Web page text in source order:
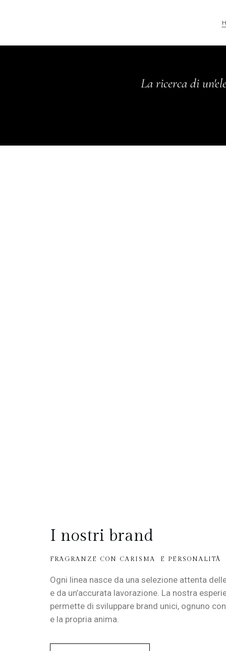
La ricerca di
I nostri brand
FRAGRANZE CON CARISMA E PERSONALITÀ
Ogni linea nasce da una selezione attenta
e da un’accurata lavorazione. La nostra
permette di sviluppare brand unici, ognuno
e la propria anima.